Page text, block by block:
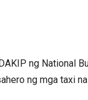
ng National
ng mga taxi